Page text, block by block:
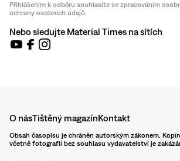
Přihlášením k odběru souhlasíte se zpracováním
ochrany osobních údajů.
Nebo sledujte Material Times na sítích
O násTištěný magazínKontakt
Obsah časopisu je chráněn autorským zákonem.
včetně fotografií bez souhlasu vydavatelství je